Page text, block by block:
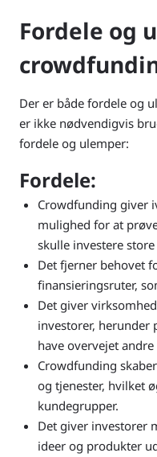
Fordele og
Der er både fordele og
er ikke nødvendigvis
fordele og ulemper:
Fordele:
Crowdfunding giver
mulighed for at
skulle investere
Det fjerner behovet
finansieringsruter,
Det giver
investorer, herunder
have overvejet
Crowdfunding
og tjenester, hvilket
kundegrupper.
Det giver investorer
ideer og produkter